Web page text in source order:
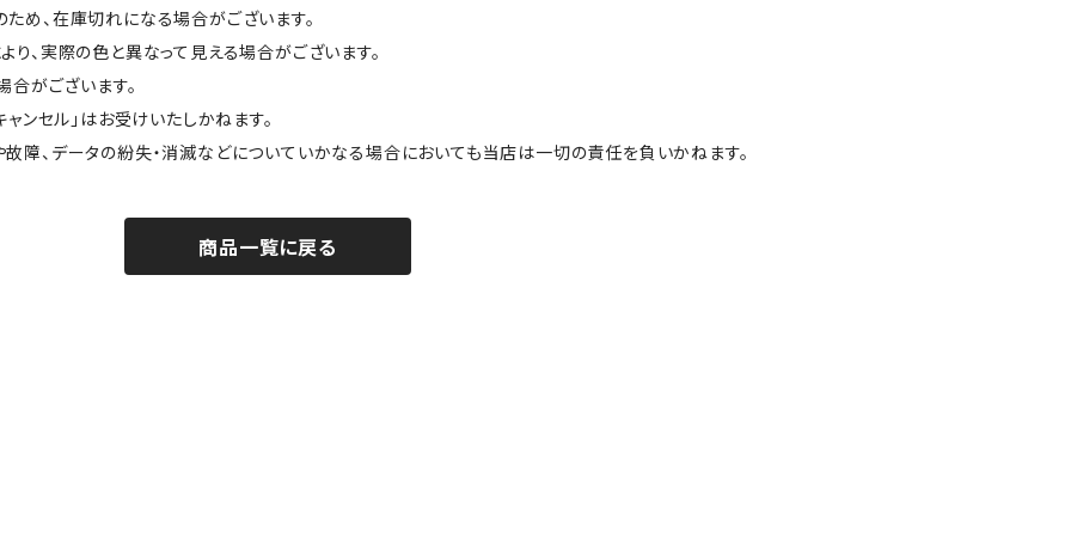
め、在庫切れになる場合がございます。
、実際の色と異なって見える場合がございます。
合がございます。
ンセル」はお受けいたしかねます。
、データの紛失・消滅などについていかなる場合においても当店は一切の責任を負いかねます。
商品一覧に戻る